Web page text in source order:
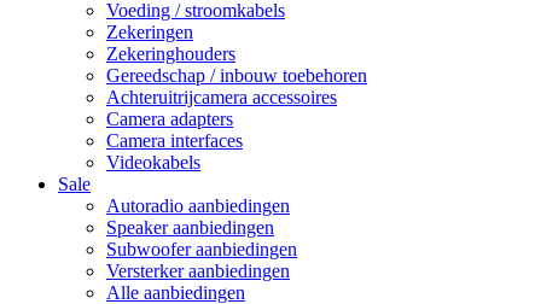
Voeding / stroomkabels
Zekeringen
Zekeringhouders
Gereedschap / inbouw toebehoren
Achteruitrijcamera accessoires
Camera adapters
Camera interfaces
Videokabels
Sale
Autoradio aanbiedingen
Speaker aanbiedingen
Subwoofer aanbiedingen
Versterker aanbiedingen
Alle aanbiedingen